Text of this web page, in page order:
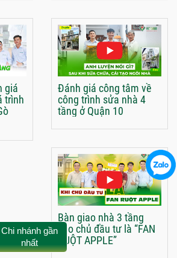
giá
trình
Đánh giá công tâm về
công trình sửa nhà 4
tầng ở Quận 10
Bàn giao nhà 3 tầng
cho chủ đầu tư là “FAN
RUỘT APPLE”
Chi nhánh gần
nhất